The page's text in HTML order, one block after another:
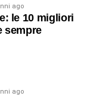
ago
le 10 migliori
sempre
ago